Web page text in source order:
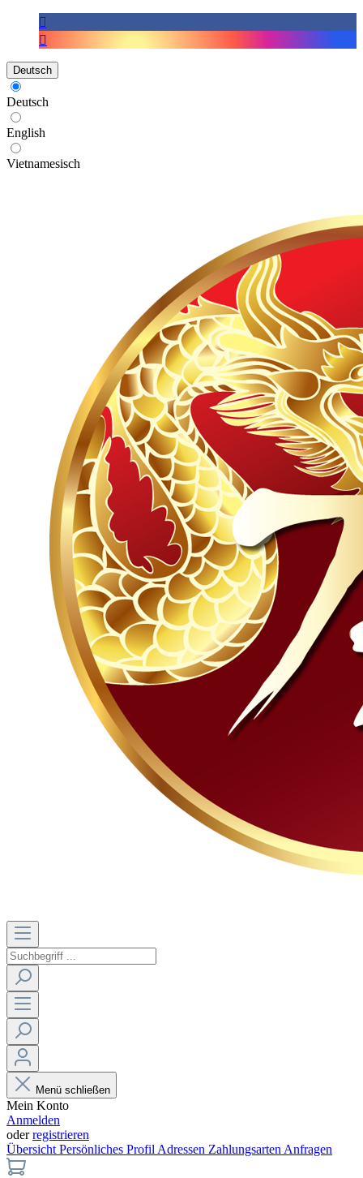
Deutsch
Deutsch
English
Vietnamesisch
Menü schließen
Mein Konto
Anmelden
oderregistrieren
Übersicht Persönliches Profil Adressen Zahlungsarten Anfragen